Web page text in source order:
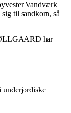
Vandværk
til sandkorn, så
har
underjordiske